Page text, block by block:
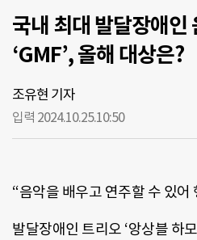
국내 최대 발달장애인
‘GMF’, 올해 대상은?
조유현 기자
입력 2024.10.25.10:50
“음악을 배우고 연주할 수 있어
발달장애인 트리오 ‘앙상블 하